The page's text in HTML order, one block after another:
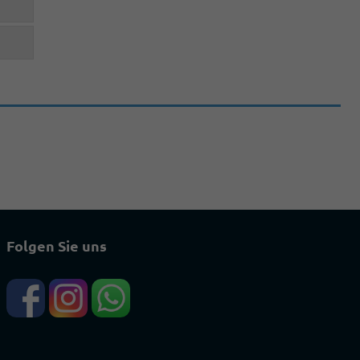
Folgen Sie uns